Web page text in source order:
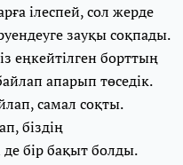
ілеспей, сол жерде
зауқы соқпады.
еңкейтілген борттың
апарып төседік.
самал соқты.
біздің
бір бақыт болды.